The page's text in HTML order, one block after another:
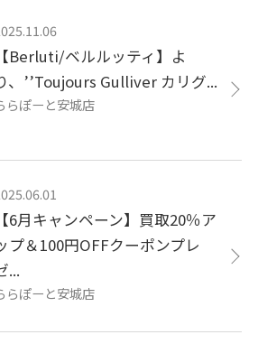
【Berluti/ベルルッティ】よ
、’’Toujours Gulliver カリグ...
らぽーと安城店
【6月キャンペーン】買取20％ア
プ＆100円OFFクーポンプレ
...
らぽーと安城店